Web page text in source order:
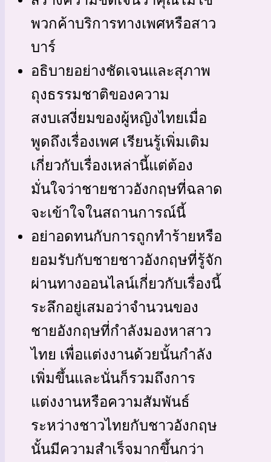
พวกค้าบริการทางเพศหรือสาว
บาร์
อธิบายอย่างชัดเจนและสุภาพ
ถุงธรรมชาติของความ
สงบเสงี่ยมของผู้หญิงไทยเมื่อ
พูดถึงเรื่องเพศ เรียนรู้เพิ่มเติม
เกี่ยวกับเรื่องเหล่านี้แต่ต้อง
มั่นใจว่าชายชาวอังกฤษที่ฉลาด
จะเข้าใจในสถานการณ์นี้
อย่าอดทนกับการถูกทำร้ายหรือ
ยอมรับกับชายชาวอังกฤษที่รู้จัก
ผ่านทางออนไลน์เกี่ยวกับเรื่องนี้
ระลึกอยู่เสมอว่าจำนวนของ
ชายอังกฤษที่กำลังมองหาสาว
ไทย เพื่อแต่งงานด้วยนั้นกำลัง
เพิ่มขึ้นและนั่นก็รวมถึงการ
แต่งงานหรือความสัมพันธ์
ระหว่างชาวไทยกับชาวอังกฤษ
นั้นมีความสำเร็จมากขึ้นกว่า